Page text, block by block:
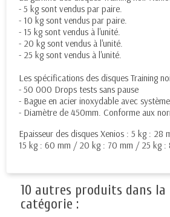
- 5 kg sont vendus par paire.
- 10 kg sont vendus par paire.
- 15 kg sont vendus à l'unité.
- 20 kg sont vendus à l'unité.
- 25 kg sont vendus à l'unité.
Les spécifications des disques Training
- 50 000 Drops tests sans pause
- Bague en acier inoxydable avec
- Diamètre de 450mm. Conforme aux
Epaisseur des disques Xenios : 5 kg :
15 kg : 60 mm / 20 kg : 70 mm / 25 kg :
10 autres produits dans la
catégorie :